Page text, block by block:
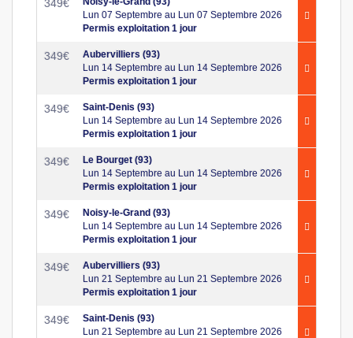
349€
Lun 07 Septembre au Lun 07 Septembre 2026
Permis exploitation 1 jour
349€
Aubervilliers (93)
Lun 14 Septembre au Lun 14 Septembre 2026
Permis exploitation 1 jour
349€
Saint-Denis (93)
Lun 14 Septembre au Lun 14 Septembre 2026
Permis exploitation 1 jour
349€
Le Bourget (93)
Lun 14 Septembre au Lun 14 Septembre 2026
Permis exploitation 1 jour
349€
Noisy-le-Grand (93)
Lun 14 Septembre au Lun 14 Septembre 2026
Permis exploitation 1 jour
349€
Aubervilliers (93)
Lun 21 Septembre au Lun 21 Septembre 2026
Permis exploitation 1 jour
349€
Saint-Denis (93)
Lun 21 Septembre au Lun 21 Septembre 2026